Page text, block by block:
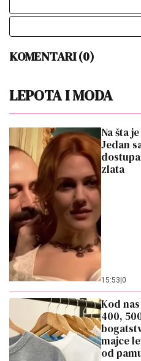
KOMENTARI (0)
LEPOTA I MODA
Na šta
Jedan
zlata
15:53|0
Kod
400,
majce
od